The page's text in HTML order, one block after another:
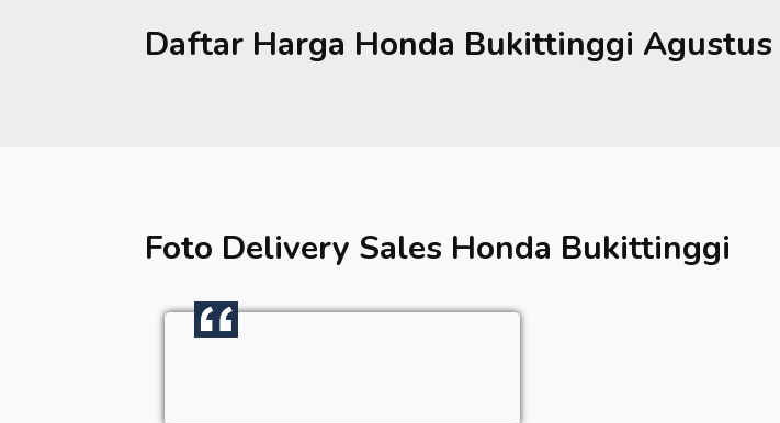
Daftar Harga Honda Bukittinggi
Foto Delivery Sales Honda Bukittinggi